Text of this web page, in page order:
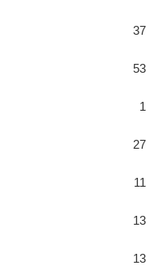
37
53
1
27
11
13
13